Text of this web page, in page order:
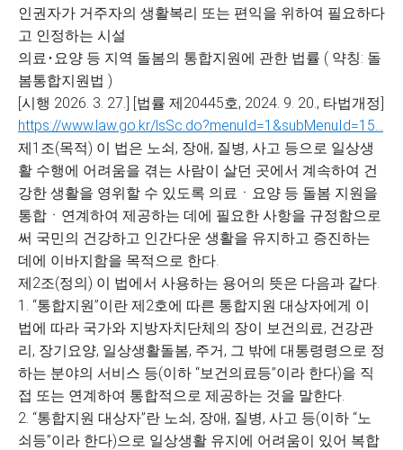
인권자가 거주자의 생활복리 또는 편익을 위하여 필요하다
고 인정하는 시설
의료･요양 등 지역 돌봄의 통합지원에 관한 법률 ( 약칭: 돌
봄통합지원법 )
[시행 2026. 3. 27.] [법률 제20445호, 2024. 9. 20., 타법개정]
https://www.law.go.kr/lsSc.do?menuId=1&subMenuId=15...
제1조(목적) 이 법은 노쇠, 장애, 질병, 사고 등으로 일상생
활 수행에 어려움을 겪는 사람이 살던 곳에서 계속하여 건
강한 생활을 영위할 수 있도록 의료ㆍ요양 등 돌봄 지원을
통합ㆍ연계하여 제공하는 데에 필요한 사항을 규정함으로
써 국민의 건강하고 인간다운 생활을 유지하고 증진하는
데에 이바지함을 목적으로 한다.
제2조(정의) 이 법에서 사용하는 용어의 뜻은 다음과 같다.
1. “통합지원”이란 제2호에 따른 통합지원 대상자에게 이
법에 따라 국가와 지방자치단체의 장이 보건의료, 건강관
리, 장기요양, 일상생활돌봄, 주거, 그 밖에 대통령령으로 정
하는 분야의 서비스 등(이하 “보건의료등”이라 한다)을 직
접 또는 연계하여 통합적으로 제공하는 것을 말한다.
2. “통합지원 대상자”란 노쇠, 장애, 질병, 사고 등(이하 “노
쇠등”이라 한다)으로 일상생활 유지에 어려움이 있어 복합